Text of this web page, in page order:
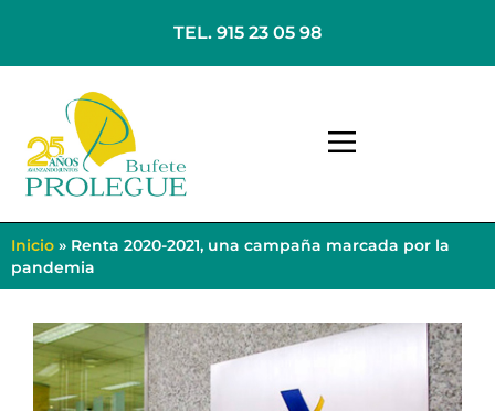
TEL. 915 23 05 98
Inicio » Renta 2020-2021, una campaña marcada por la
pandemia